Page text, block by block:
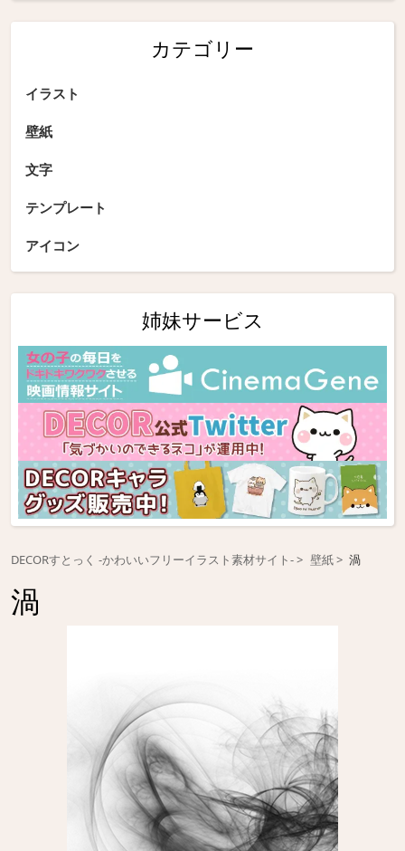
カテゴリー
イラスト
壁紙
文字
テンプレート
アイコン
姉妹サービス
DECORすとっく -かわいいフリーイラスト素材サイト- 壁紙 渦
渦